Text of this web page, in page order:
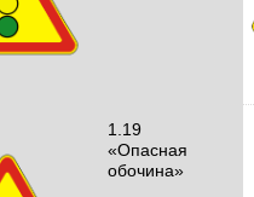
1.19
«Опасная
обочина»